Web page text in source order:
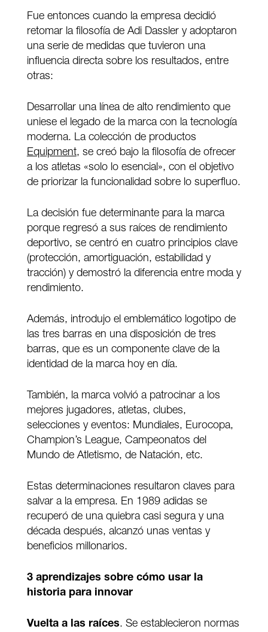
Fue entonces cuando la empresa decidió
retomar la filosofía de Adi Dassler y adoptaron
una serie de medidas que tuvieron una
influencia directa sobre los resultados, entre
otras:
Desarrollar una línea de alto rendimiento que
uniese el legado de la marca con la tecnología
moderna. La colección de productos
Equipment, se creó bajo la filosofía de ofrecer
a los atletas «solo lo esencial», con el objetivo
de priorizar la funcionalidad sobre lo superfluo.
La decisión fue determinante para la marca
porque regresó a sus raíces de rendimiento
deportivo, se centró en cuatro principios clave
(protección, amortiguación, estabilidad y
tracción) y demostró la diferencia entre moda y
rendimiento.
Además, introdujo el emblemático logotipo de
las tres barras en una disposición de tres
barras, que es un componente clave de la
identidad de la marca hoy en día.
También, la marca volvió a patrocinar a los
mejores jugadores, atletas, clubes,
selecciones y eventos: Mundiales, Eurocopa,
Champion’s League, Campeonatos del
Mundo de Atletismo, de Natación, etc.
Estas determinaciones resultaron claves para
salvar a la empresa. En 1989 adidas se
recuperó de una quiebra casi segura y una
década después, alcanzó unas ventas y
beneficios millonarios.
3 aprendizajes sobre cómo usar la
historia para innovar
Vuelta a las raíces. Se establecieron normas